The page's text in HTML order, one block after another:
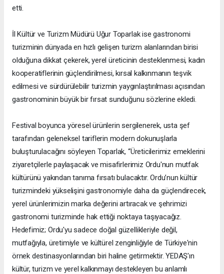
etti.
İl Kültür ve Turizm Müdürü Uğur Toparlak ise gastronomi
turizminin dünyada en hızlı gelişen turizm alanlarından birisi
olduğuna dikkat çekerek, yerel üreticinin desteklenmesi, kadın
kooperatiflerinin güçlendirilmesi, kırsal kalkınmanın teşvik
edilmesi ve sürdürülebilir turizmin yaygınlaştırılması açısından
gastronominin büyük bir fırsat sunduğunu sözlerine ekledi.
Festival boyunca yöresel ürünlerin sergilenerek, usta şef
tarafından geleneksel tariflerin modern dokunuşlarla
buluşturulacağını söyleyen Toparlak, “Üreticilerimiz emeklerini
ziyaretçilerle paylaşacak ve misafirlerimiz Ordu'nun mutfak
kültürünü yakından tanıma fırsatı bulacaktır. Ordu’nun kültür
turizmindeki yükselişini gastronomiyle daha da güçlendirecek,
yerel ürünlerimizin marka değerini artıracak ve şehrimizi
gastronomi turizminde hak ettiği noktaya taşıyacağız.
Hedefimiz; Ordu'yu sadece doğal güzellikleriyle değil,
mutfağıyla, üretimiyle ve kültürel zenginliğiyle de Türkiye'nin
örnek destinasyonlarından biri haline getirmektir. YEDAŞ'ın
kültür, turizm ve yerel kalkınmayı destekleyen bu anlamlı